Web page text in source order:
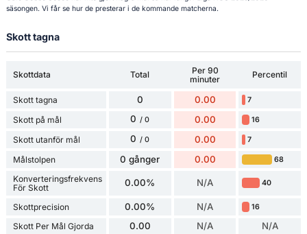
säsongen. Vi får se hur de presterar i de kommande matcherna.
Skott tagna
Skottdata Total
Per 90
minuter
Percentil
Skott tagna 0 0.00 7
Skott på mål 0 / 0 0.00 16
Skott utanför mål 0 / 0 0.00 7
Målstolpen 0 gånger 0.00 68
Konverteringsfrekvens
För Skott
0.00% N/A 40
Skottprecision 0.00% N/A 16
Skott Per Mål Gjorda 0.00 N/A N/A